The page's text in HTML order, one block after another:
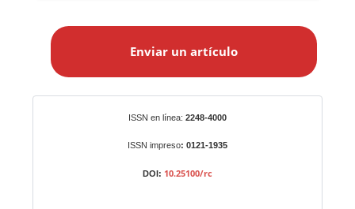
a
Enviar un artículo
ISSN en línea: 2248-4000
ISSN impreso: 0121-1935
DOI: 10.25100/rc